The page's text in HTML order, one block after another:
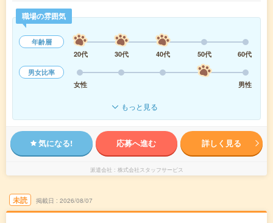
職場の雰囲気
年齢層
20代
30代 40代 50代
60代
男女比率
女性
男性
もっと見る
気になる! 応募へ進む 詳しく見る
派遣会社 株式会社スタッフサービス
未読 掲載日 2026/08/07